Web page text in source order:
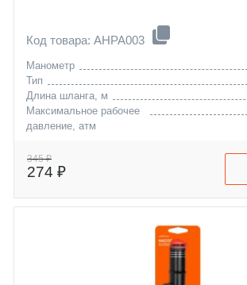
Код товара: AHPA003
Манометр
Тип
Длина шланга, м
Максимальное рабочее
давление, атм
345 ₽
274 ₽